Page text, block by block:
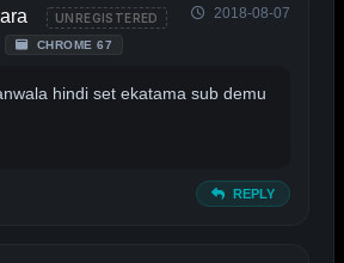
UNREGISTERED
CHROME 67
2018-08-07
hindi set ekatama sub demu
REPLY